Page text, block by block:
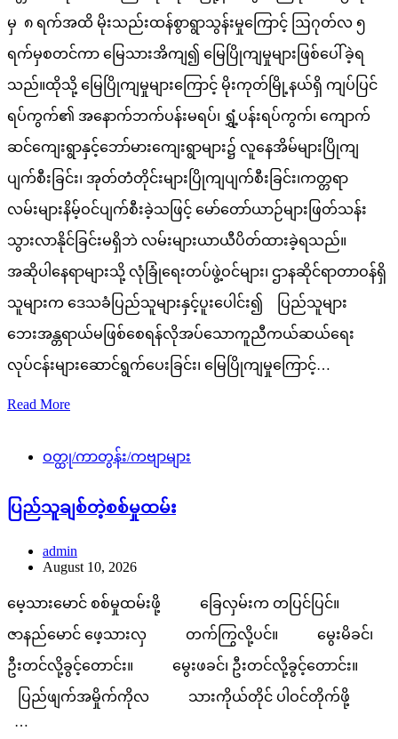
မှ ၈ ရက်အထိ မိုးသည်းထန်စွာရွာသွန်းမှုကြောင့် ဩဂုတ်လ ၅
ရက်မှစတင်ကာ မြေသားအိကျ၍ မြေပြိုကျမှုများဖြစ်ပေါ်ခဲ့ရ
သည်။ထိုသို့ မြေပြိုကျမှုများကြောင့် မိုးကုတ်မြို့နယ်ရှိ ကျပ်ပြင်
ရပ်ကွက်၏ အနောက်ဘက်ပန်းမရပ်၊ ရွှံ့ပန်းရပ်ကွက်၊ ကျောက်
ဆင်ကျေးရွာနှင့်ဘော်မားကျေးရွာများ၌ လူနေအိမ်များပြိုကျ
ပျက်စီးခြင်း၊ အုတ်တံတိုင်းများပြိုကျပျက်စီးခြင်း၊ကတ္တရာ
လမ်းများနိမ့်ဝင်ပျက်စီးခဲ့သဖြင့် မော်တော်ယာဉ်များဖြတ်သန်း
သွားလာနိုင်ခြင်းမရှိဘဲ လမ်းများယာယီပိတ်ထားခဲ့ရသည်။
အဆိုပါနေရာများသို့ လုံခြုံရေးတပ်ဖွဲ့ဝင်များ၊ ဌာနဆိုင်ရာတာဝန်ရှိ
သူများက ဒေသခံပြည်သူများနှင့်ပူးပေါင်း၍ ပြည်သူများ
ဘေးအန္တရာယ်မဖြစ်စေရန်လိုအပ်သောကူညီကယ်ဆယ်ရေး
လုပ်ငန်းများဆောင်ရွက်ပေးခြင်း၊ မြေပြိုကျမှုကြောင့်…
Read More
ဝတ္ထု/ကာတွန်း/ကဗျာများ
ပြည်သူချစ်တဲ့စစ်မှုထမ်း
admin
August 10, 2026
မေ့သားမောင် စစ်မှုထမ်းဖို့ ခြေလှမ်းက တပြင်ပြင်။
ဇာနည်မောင် ဖေ့သားလှ တက်ကြွလို့ပင်။ မွေးမိခင်၊
ဦးတင်လို့ခွင့်တောင်း။ မွေးဖခင်၊ ဦးတင်လို့ခွင့်တောင်း။
ပြည်ဖျက်အမှိုက်ကိုလ သားကိုယ်တိုင် ပါဝင်တိုက်ဖို့
…